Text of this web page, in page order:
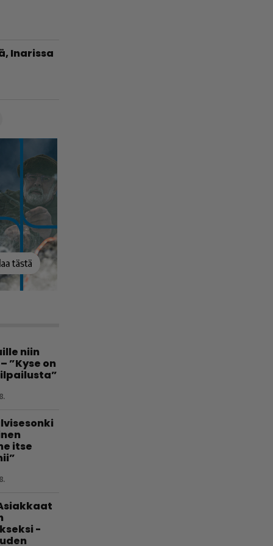
Inarissa
niin
”Kyse on
itse
-